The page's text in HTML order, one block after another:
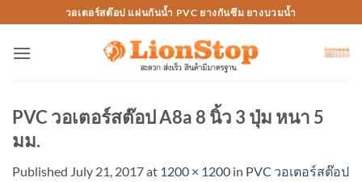
to
content
วอเตอร์สต๊อป แผ่นกันน้ำ PVC ยางกันซึม ยางบวมน้ำ
PVC วอเตอร์สต๊อป A8a 8 นิ้ว 3 ปุ่ม หนา 5
มม.
Published July 21, 2017at 1200 × 1200 in PVC วอเตอร์สต๊อป